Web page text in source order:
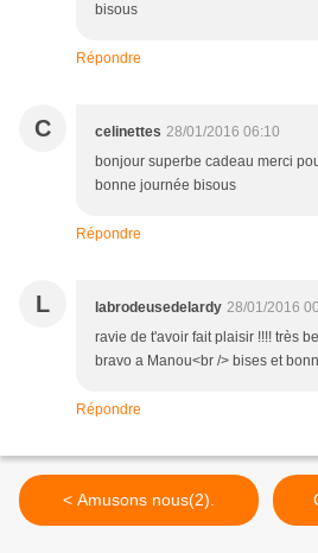
bisous
Répondre
C celinettes 28/01/2016 06:10
bonjour superbe cadeau merci
bonne journée bisous
Répondre
L labrodeusedelardy 28/01/2016
ravie de t'avoir fait plaisir !!!! très
bravo a Manou<br /> bises et
Répondre
< Amusons nous(2).